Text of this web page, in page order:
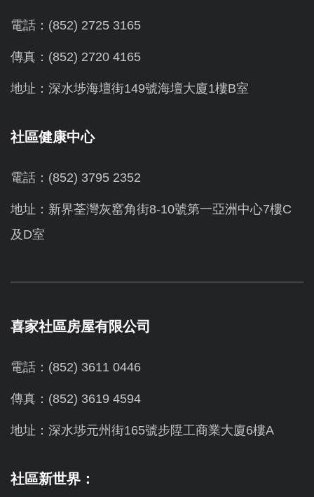
電話：(852) 2725 3165
傳真：(852) 2720 4165
地址：深水埗海壇街149號海壇大廈1樓B室
社區健康中心
電話：(852) 3795 2352
地址：新界荃灣灰窰角街8-10號第一亞洲中心7樓C
及D室
喜家社區房屋有限公司
電話：(852) 3611 0446
傳真：(852) 3619 4594
地址： 深水埗元州街165號步陞工商業大廈6樓A
社區新世界：